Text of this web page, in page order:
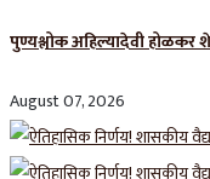
पुण्यश्लोक अहिल्यादेवी होळकर
August 07, 2026